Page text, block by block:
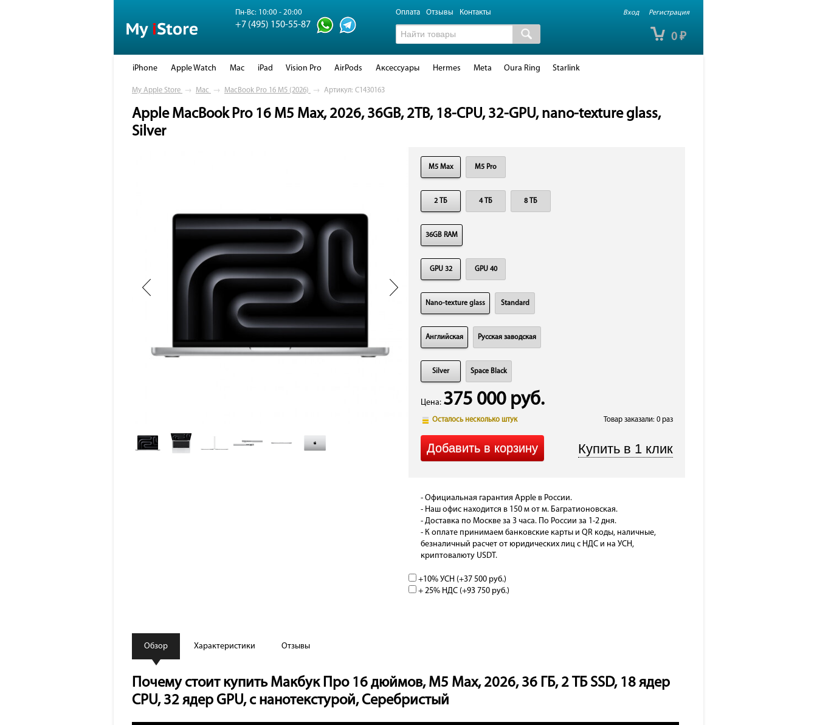
Вход Регистрация
Пн-Вс: 10:00 - 20:00
+7 (495) 150-55-87
Оплата Отзывы Контакты
0 ₽
iPhone Apple Watch Mac iPad Vision Pro AirPods Аксессуары Hermes Meta Oura Ring Starlink
My Apple Store → Mac → MacBook Pro 16 M5 (2026) → Артикул: C1430163
Apple MacBook Pro 16 M5 Max, 2026, 36GB, 2TB, 18-CPU, 32-GPU, nano-texture glass,
Silver
M5 Max M5 Pro
2 ТБ 4 ТБ 8 ТБ
36GB RAM
GPU 32 GPU 40
Nano-texture glass Standard
Английская Русская заводская
Silver Space Black
Цена: 375 000 руб.
Осталось несколько штук Товар заказали: 0 раз
- Официальная гарантия Apple в России.
- Наш офис находится в 150 м от м. Багратионовская.
- Доставка по Москве за 3 часа. По России за 1-2 дня.
- К оплате принимаем банковские карты и QR коды, наличные,
безналичный расчет от юридических лиц с НДС и на УСН,
криптовалюту USDT.
+10% УСН (+37 500 руб.)
+ 25% НДС (+93 750 руб.)
Обзор Характеристики Отзывы
Почему стоит купить Макбук Про 16 дюймов, М5 Max, 2026, 36 ГБ, 2 ТБ SSD, 18 ядер
CPU, 32 ядер GPU, с нанотекстурой, Серебристый